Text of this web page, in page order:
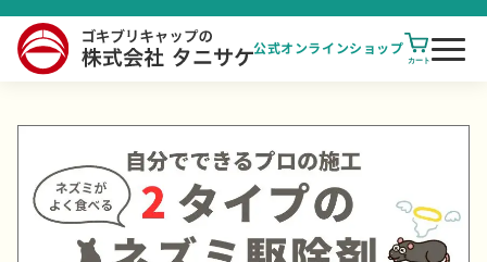
公式オンラインショップ